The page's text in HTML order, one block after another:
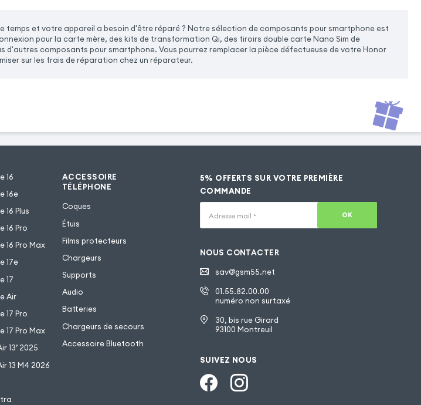
temps et votre appareil a besoin d'être réparé ? Notre sélection de composants pour smartphone est
pour la carte mère, des kits de transformation Qi, des tiroirs double carte Nano Sim de
d'autres composants pour smartphone. Vous pourrez remplacer la pièce défectueuse de votre Honor
sur les frais de réparation chez un réparateur.
16
16e
16 Plus
16 Pro
16 Pro Max
17e
17
Air
17 Pro
17 Pro Max
13’ 2025
13 M4 2026
ACCESSOIRE
TÉLÉPHONE
Coques
Étuis
Films protecteurs
Chargeurs
Supports
Audio
Batteries
Chargeurs de secours
Accessoire Bluetooth
5% OFFERTS SUR VOTRE PREMIÈRE
COMMANDE
Adresse mail * OK
NOUS CONTACTER
sav@gsm55.net
01.55.82.00.00
numéro non surtaxé
30, bis rue Girard
93100 Montreuil
SUIVEZ NOUS